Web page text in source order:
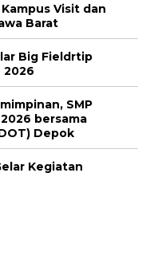
Visit dan
Barat
Big Fieldrtip
2026
SMP
bersama
Depok
Kegiatan